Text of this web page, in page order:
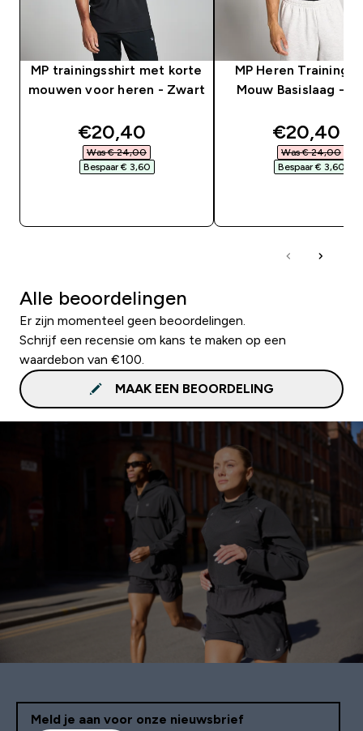
MP trainingsshirt met korte
mouwen voor heren - Zwart
discounted price
€20,40‎
Was € 24,00‎
Bespaar € 3,60‎
MP Heren Training
Mouw Basislaag -
€20,40‎
Was € 24,00‎
Bespaar € 3,60‎
Alle beoordelingen
Er zijn momenteel geen beoordelingen.
Schrijf een recensie om kans te maken op een
waardebon van €100.
MAAK EEN BEOORDELING
Meld je aan voor onze nieuwsbrief